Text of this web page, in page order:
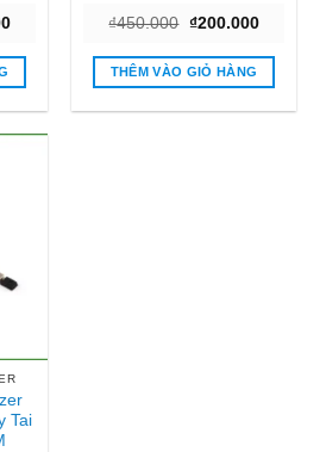
Giá
tại
₫550.000.
₫450.000 Giá
là:
₫450.000.
₫200.000Giá
tại
THÊM VÀO GIỎ HÀNG
Tai